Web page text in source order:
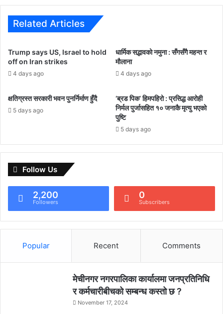
Related Articles
Trump says US, Israel to hold
off on Iran strikes
4 days ago
धार्मिक सद्भावको नमुना : सँगसँगै महन्त र
मौलाना
4 days ago
क्षतिग्रस्त सरकारी भवन पुनर्निर्माण हुँदै
5 days ago
‘ब्रड पिक’ हिमपहिरो : प्रसिद्ध आरोही
निर्मल पुर्जासहित १० जनाकै मृत्यु भएको
पुष्टि
5 days ago
Follow Us
2,200
Followers
0
Subscribers
Popular Recent Comments
मेचीनगर नगरपालिका कार्यालमा जनप्रतिनिधि
र कर्मचारीबीचको सम्बन्ध कस्तो छ ?
November 17, 2024